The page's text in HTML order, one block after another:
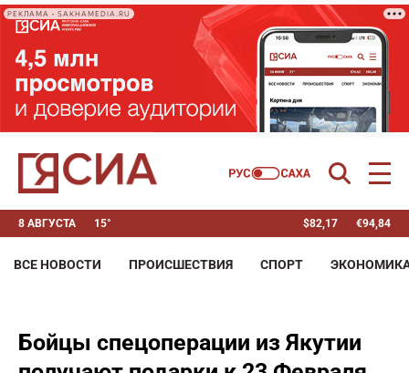
РЕКЛАМА • SAKHAMEDIA.RU
8 АВГУСТА 15° $82,17 €94,84
ВСЕ НОВОСТИ ПРОИСШЕСТВИЯ СПОРТ
Бойцы спецоперации из Якутии